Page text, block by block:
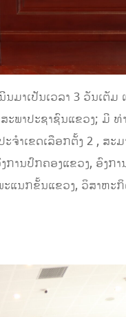
ມາເປັນເວລາ 3 ວັນເຕັມ
ະພາປະຊາຊົນແຂວງ; ມີ
ຈໍາເຂດເລືອກຕັ້ງ 2 , ສະ
ານປົກຄອງແຂວງ, ອົງກາ
ະແນກຂັ້ນແຂວງ, ວິສາຫ